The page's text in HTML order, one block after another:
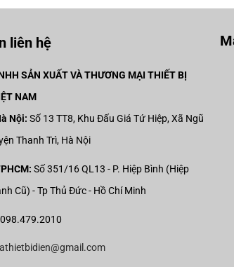
liên hệ
SẢN XUẤT VÀ THƯƠNG MẠI THIẾT BỊ
NAM
Nội: Số 13 TT8, Khu Đấu Giá Tứ Hiệp, Xã Ngũ
Thanh Trì, Hà Nội
Số 351/16 QL13 - P. Hiệp Bình (Hiệp
Cũ) - Tp Thủ Đức - Hồ Chí Minh
098.479.2010